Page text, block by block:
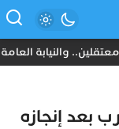
بعد إنجازه